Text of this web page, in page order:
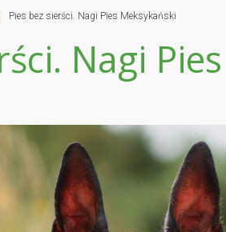
Pies bez sierści. Nagi Pies Meksykański
Nagi